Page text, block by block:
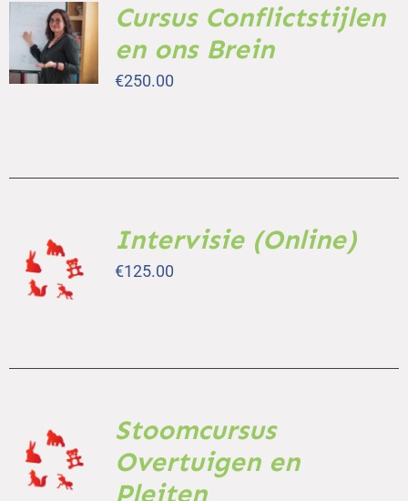
TOEVOEGEN
AAN
WINKELWAGEN
/
DETAILS
Cursus Conflictstijlen
en ons Brein
€250.00
AAN
WINKELWAGEN
Intervisie (Online)
€125.00
AAN
WINKELWAGEN
Stoomcursus
Overtuigen en
Pleiten